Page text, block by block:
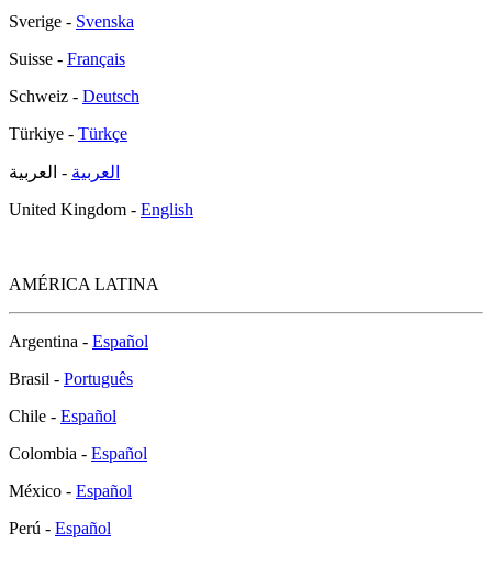
Sverige - Svenska
Suisse - Français
Schweiz - Deutsch
Türkiye - Türkçe
العربية - العربية
United Kingdom - English
AMÉRICA LATINA
Argentina - Español
Brasil - Português
Chile - Español
Colombia - Español
México - Español
Perú - Español